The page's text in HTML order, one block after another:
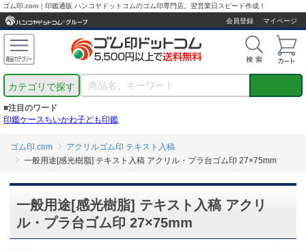
ゴム印.com｜印鑑通販 ハンコヤドットコムのゴム印専門店。翌営業日スピード作成！
会員登録
マイページ
カテゴリで探す
■注目のワード
印鑑ケースちいかわ子ども印鑑
ゴム印.com
アクリルゴム印 テキスト入稿
一般用途[感光樹脂] テキスト入稿 アクリル・プラ台ゴム印 27×75mm
一般用途[感光樹脂] テキスト入稿 アクリ
ル・プラ台ゴム印 27×75mm